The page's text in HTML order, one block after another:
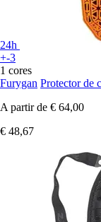
24h
+-3
1 cores
Furygan Protector de
A partir de € 64,00
€ 48,67